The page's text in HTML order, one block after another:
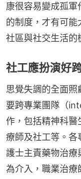
康很容易變成孤
的制度，才有可
社區與社交生活的
社工應扮演好
思覺失調的全面
要跨專業團隊（
作，包括精神科醫
療師及社工等。各
護士主責藥物治療
為介入，職業治療